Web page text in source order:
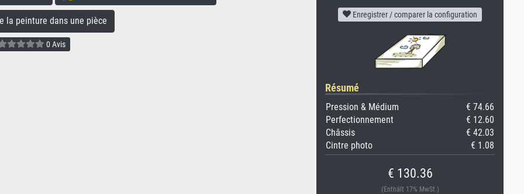
peinture dans une pièce
0 Avis
Enregistrer / comparer la configuration
Résumé
Pression & Médium
€ 74.66
Perfectionnement
€ 12.60
Châssis
€ 42.03
Cintre photo
€ 1.08
€ 130.36
(Enthält 17% MwSt.)